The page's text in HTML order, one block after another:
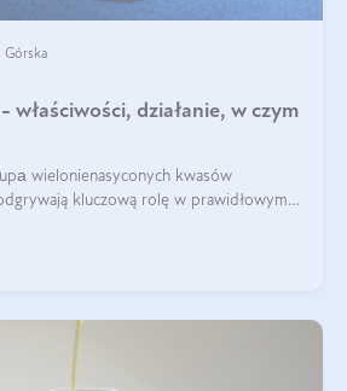
Górska
właściwości, działanie, w czym
wielonienasyconych kwasów
kluczową rolę w prawidłowym